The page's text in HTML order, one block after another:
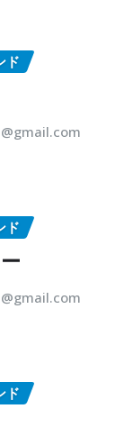
ド
ド
ド